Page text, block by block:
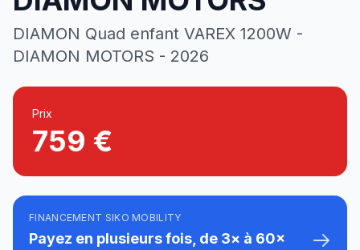
DIAMON Quad enfant VAREX 1200W -
DIAMON MOTORS - 2026
Prix
759 €
FINANCEMENT SIKO MOBILITY
Payez en plusieurs fois, de 3× à 60×